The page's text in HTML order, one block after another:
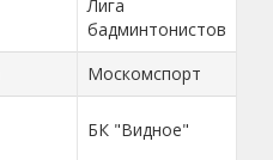
Лига
бадминтонистов
Москомспорт
БК "Видное"